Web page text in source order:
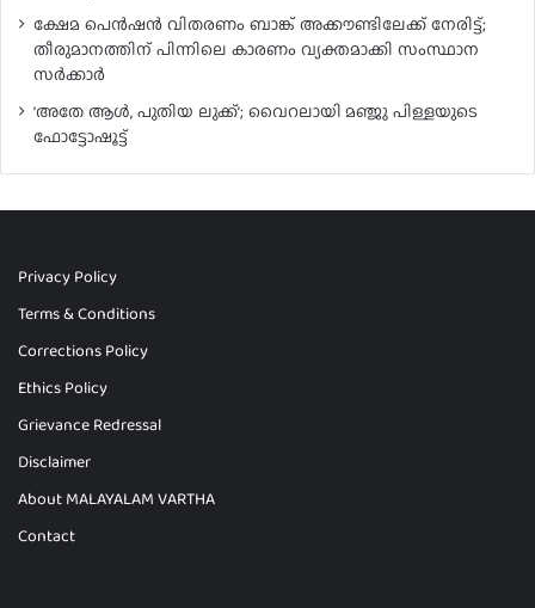
ക്ഷേമ പെൻഷൻ വിതരണം ബാങ്ക് അക്കൗണ്ടിലേക്ക് നേരിട്ട്;
തീരുമാനത്തിന് പിന്നിലെ കാരണം വ്യക്തമാക്കി സംസ്ഥാന
സർക്കാർ
‘അതേ ആൾ, പുതിയ ലുക്ക്’; വൈറലായി മഞ്ജു പിള്ളയുടെ
ഫോട്ടോഷൂട്ട്
Privacy Policy
Terms & Conditions
Corrections Policy
Ethics Policy
Grievance Redressal
Disclaimer
About MALAYALAM VARTHA
Contact